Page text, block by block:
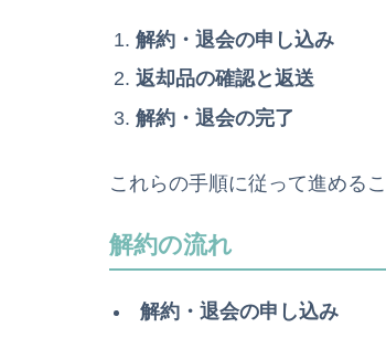
解約・退会の申し込み
返却品の確認と返送
解約・退会の完了
これらの手順に従って進める
解約の流れ
解約・退会の申し込み